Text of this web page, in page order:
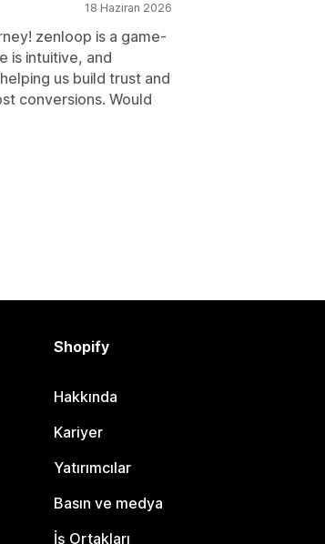
18 Haziran 2026
zenloop is a game-
is intuitive, and
us build trust and
conversions. Would
Shopify
Hakkında
Kariyer
Yatırımcılar
Basın ve medya
İş Ortakları